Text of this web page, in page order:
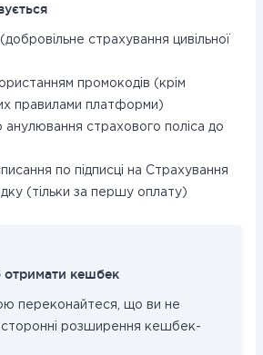
страхування цивільної
промокодів (крім
правилами платформи)
анулювання страхового поліса до
по підписці на Страхування
(тільки за першу оплату)
кешбек
переконайтеся, що ви не
розширення кешбек-